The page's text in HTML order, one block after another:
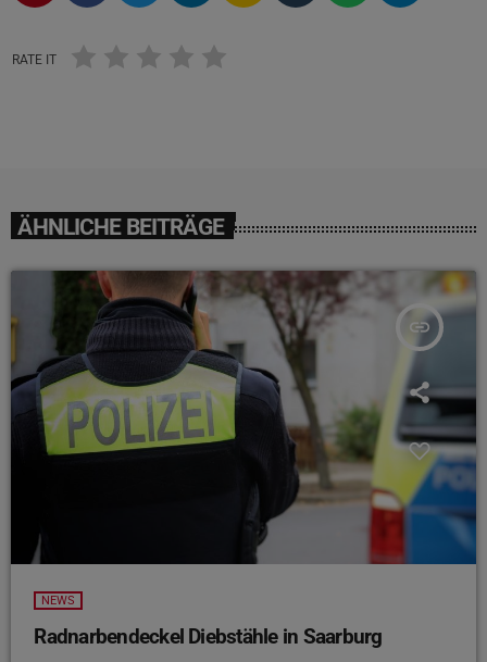
RATE IT
ÄHNLICHE BEITRÄGE
insert_link
NEWS
Radnarbendeckel Diebstähle in Saarburg